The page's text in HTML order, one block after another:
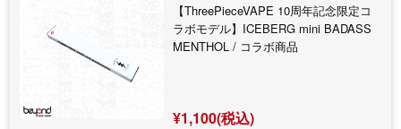
【ThreePieceVAPE 10周年記念限定コ
ラボモデル】ICEBERG mini BADASS
MENTHOL / コラボ商品
¥1,100(税込)